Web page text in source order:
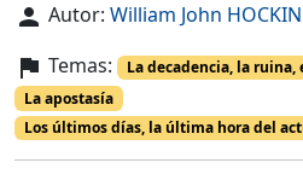
person Autor: William John
flag Temas:
La decadencia, la
La apostasía
Los últimos días, la última hora del